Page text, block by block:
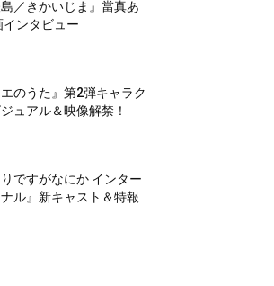
島／きかいじま』當真あ
インタビュー
エのうた』第2弾キャラク
ュアル＆映像解禁！
りですがなにか インター
ル』新キャスト＆特報